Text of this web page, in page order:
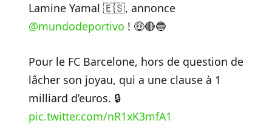
Lamine Yamal 🇪🇸, annonce
@mundodeportivo ! 🤑🔴🔵
Pour le FC Barcelone, hors de question de
lâcher son joyau, qui a une clause à 1
milliard d’euros. 🔒
pic.twitter.com/nR1xK3mfA1